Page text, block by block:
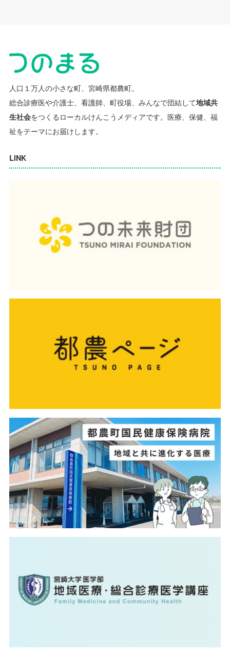
人口１万人の小さな町、宮崎県都農町。
総合診療医や介護士、看護師、町役場、みんなで団結して地域共
生社会をつくるローカルけんこうメディアです。 医療、保健、福
祉をテーマにお届けします。
LINK